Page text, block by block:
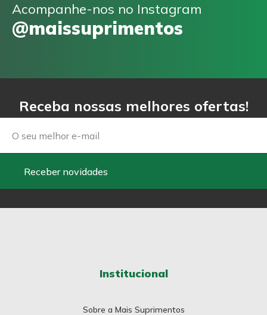
Acompanhe-nos no Instagram
@maissuprimentos
Receba nossas melhores ofertas!
Email
Receber novidades
Institucional
Sobre a Mais Suprimentos